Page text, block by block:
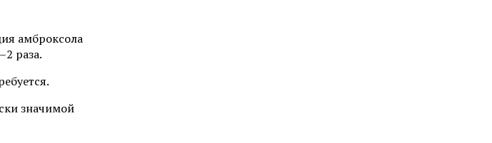
амброксола
раза.
значимой